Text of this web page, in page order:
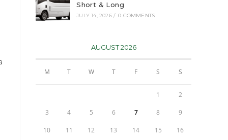
Short & Long
JULY 14, 2026 / 0 COMMENTS
AUGUST 2026
M T W T F S S
1 2
3 4 5 6 7 8 9
10 11 12 13 14 15 16